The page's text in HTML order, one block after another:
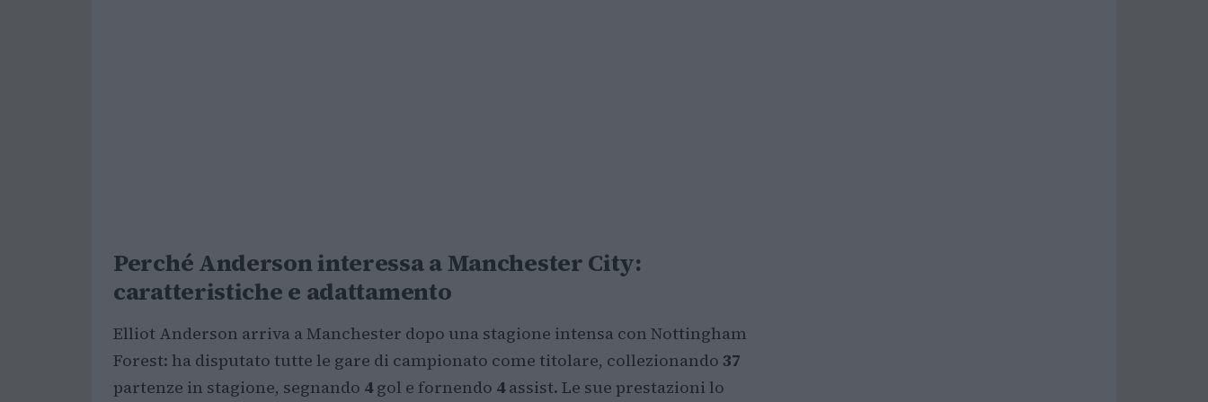
Perché Anderson interessa a Manchester City:
caratteristiche e adattamento
Elliot Anderson arriva a Manchester dopo una stagione intensa con Nottingham
Forest: ha disputato tutte le gare di campionato come titolare, collezionando 37
partenze in stagione, segnando 4gol e fornendo 4assist. Le sue prestazioni lo